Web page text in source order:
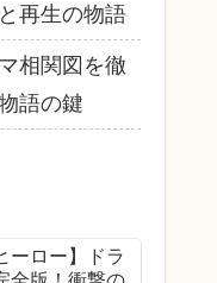
再生の物語
相関図を徹
語の鍵
ーロー】ドラ